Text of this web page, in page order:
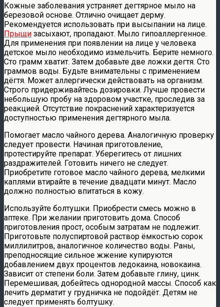
Кожные заболевания устраняет дегтярное мыло на
березовой основе. Отлично очищает дерму.
Рекомендуется использовать при высыпании на лице.
Прыщи засыхают, пропадают. Мыло гипоаллергенное.
Для применения при появлении на лице у человека
детское мыло необходимо измельчить. Берите немного.
Сто грамм хватит. Затем добавьте две ложки дегтя. Сто
граммов воды. Будьте внимательны с применением
дёгтя. Может аллергически действовать на организм.
Строго придерживайтесь дозировки. Лучше провести
небольшую пробу на здоровом участке, проследив за
реакцией. Отсутствие покраснений характеризуется
доступностью применения дегтярного мыла.
Помогает масло чайного дерева. Аналогичную проверку
следует провести. Начиная приготовление,
протестируйте препарат. Уберегитесь от лишних
раздражителей. Готовить ничего не следует.
Приобретите готовое масло чайного дерева, мелкими
каплями втирайте в течение двадцати минут. Масло
должно полностью впитаться в кожу.
Используйте болтушки. Приобрести смесь можно в
аптеке. При желании приготовить дома. Способ
приготовления прост, особым затратам не подлежит.
Приготовьте полуспиртовой раствор ёмкостью сорок
миллилитров, аналогичное количество воды. Раны,
преподносящие сильное жжение купируются
добавлением двух процентов ледокаина, новокаина.
Зависит от степени боли. Затем добавьте глину, цинк.
Перемешивая, добейтесь однородной массы. Способ как
лечить дерматит у грудничка не подойдёт. Детям не
следует применять болтушку.